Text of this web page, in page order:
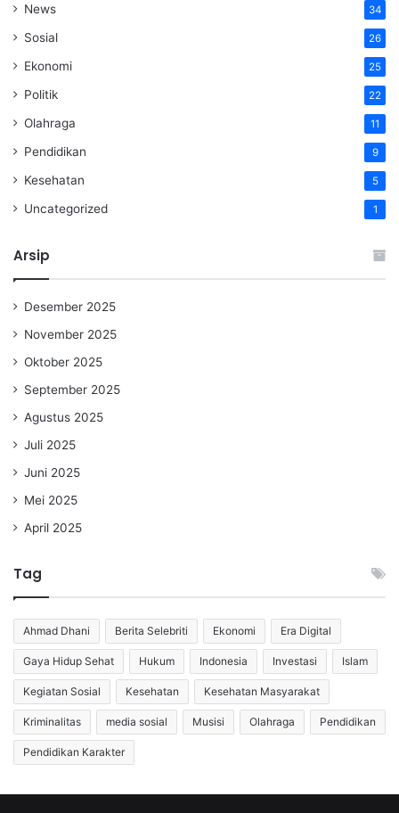
News 34
Sosial 26
Ekonomi 25
Politik 22
Olahraga 11
Pendidikan 9
Kesehatan 5
Uncategorized 1
Arsip
Desember 2025
November 2025
Oktober 2025
September 2025
Agustus 2025
Juli 2025
Juni 2025
Mei 2025
April 2025
Tag
Ahmad Dhani Berita Selebriti Ekonomi Era Digital
Gaya Hidup Sehat Hukum Indonesia Investasi Islam
Kegiatan Sosial Kesehatan Kesehatan Masyarakat
Kriminalitas media sosial Musisi Olahraga Pendidikan
Pendidikan Karakter